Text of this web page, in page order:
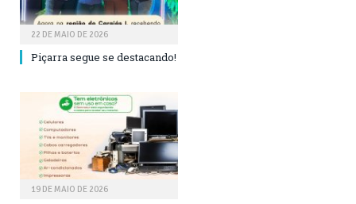
22 DE MAIO DE 2026
Piçarra segue se destacando!
19 DE MAIO DE 2026